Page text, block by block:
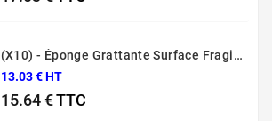
(X10) - Éponge Grattante Surface Fragile Bleue Sponrex 79
13.03 € HT
15.64 €TTC